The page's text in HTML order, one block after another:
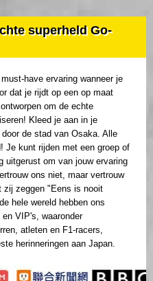
superheld Go-
have ervaring wanneer je
dat je rijdt op een op maat
om de echte
Kleed je aan in je
de stad van Osaka. Alle
Je kunt rijden met een groep of
uitgerust om van jouw ervaring
ons niet, maar vertrouw
zij zeggen "Eens is nooit
hele wereld hebben ons
VIP's, waaronder
atleten en F1-racers,
herinneringen aan Japan.